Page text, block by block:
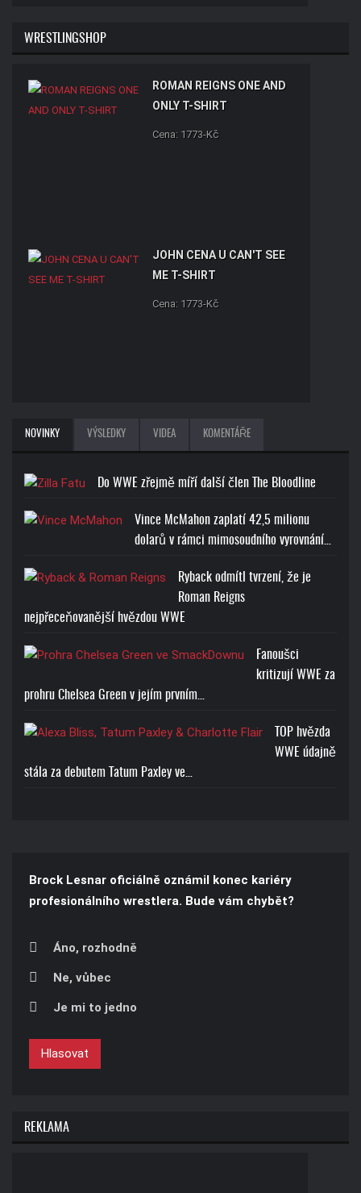
WRESTLINGSHOP
ROMAN REIGNS ONE AND
ONLY T-SHIRT
Cena: 1773-Kč
JOHN CENA U CAN'T SEE
ME T-SHIRT
Cena: 1773-Kč
RANDY ORTON RKO SKULL
BROCK LESNAR BEAST T-
SHIRT
NOVINKY VÝSLEDKY VIDEA KOMENTÁŘE
Do WWE zřejmě míří další člen The Bloodline
Vince McMahon zaplatí 42,5 milionu
dolarů v rámci mimosoudního vyrovnání…
Ryback odmítl tvrzení, že je
Roman Reigns
nejpřeceňovanější hvězdou WWE
Fanoušci
kritizují WWE za
prohru Chelsea Green v jejím prvním…
TOP hvězda
WWE údajně
stála za debutem Tatum Paxley ve…
Brock Lesnar oficiálně oznámil konec kariéry
profesionálního wrestlera. Bude vám chybět?
Áno, rozhodně
Ne, vůbec
Je mi to jedno
Hlasovat
REKLAMA